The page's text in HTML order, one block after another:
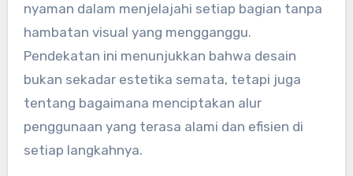
nyaman dalam menjelajahi setiap bagian tanpa
hambatan visual yang mengganggu.
Pendekatan ini menunjukkan bahwa desain
bukan sekadar estetika semata, tetapi juga
tentang bagaimana menciptakan alur
penggunaan yang terasa alami dan efisien di
setiap langkahnya.